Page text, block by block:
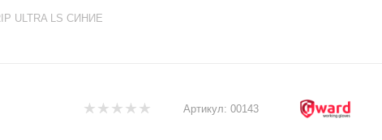
ULTRA LS СИНИЕ
Артикул: 00143